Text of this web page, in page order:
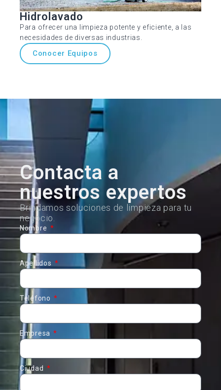
Hidrolavado
Para ofrecer una limpieza potente y eficiente, a las
necesidades de diversas industrias.
Conocer Equipos
Contacta a
nuestros expertos
Brindamos soluciones de limpieza para tu
negocio.
Nombre
Apellidos
Teléfono
Empresa
Ciudad